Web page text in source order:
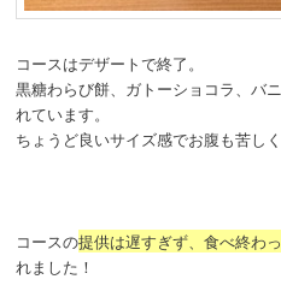
コースはデザートで終了。
黒糖わらび餅、ガトーショコラ、バ
れています。
ちょうど良いサイズ感でお腹も苦し
コースの提供は遅すぎず、食べ終わ
れました！